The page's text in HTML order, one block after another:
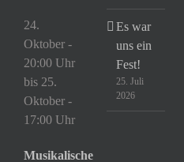
24.
Oktober -
20:00 Uhr
bis 25.
Oktober -
17:00 Uhr
Musikalische
Es war
uns ein
Fest!
25. Juli
2026